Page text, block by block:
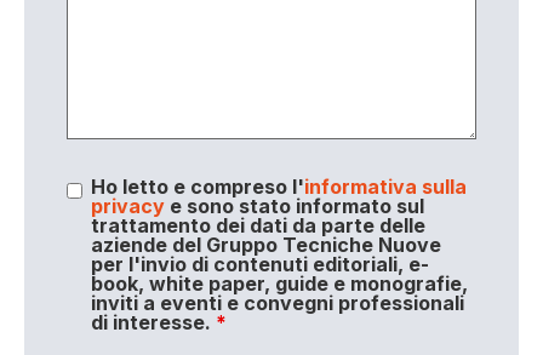
Ho letto e compreso l'informativa sulla
privacye sono stato informato sul
trattamento dei dati da parte delle
aziende del Gruppo Tecniche Nuove
per l'invio di contenuti editoriali, e-
book, white paper, guide e monografie,
inviti a eventi e convegni professionali
di interesse. *